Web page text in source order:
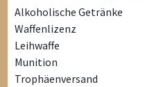
Alkoholische Getränke
Waffenlizenz
Leihwaffe
Munition
Trophäenversand